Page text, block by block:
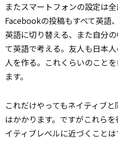
またスマートフォンの設定は
Facebookの投稿もすべて英語
英語に切り替える、また自分
て英語で考える。友人も日本
人を作る。これくらいのこと
ます。
これだけやってもネイティブ
はかかります。ですがこれら
イティブレベルに近づくことは